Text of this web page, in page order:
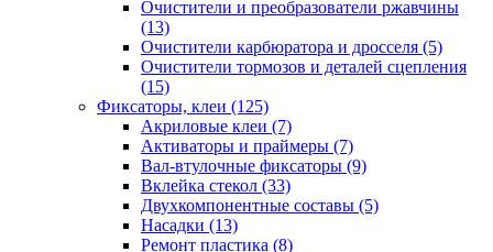
Очистители и преобразователи ржавчины
(13)
Очистители карбюратора и дросселя (5)
Очистители тормозов и деталей сцепления
(15)
Фиксаторы, клеи (125)
Акриловые клеи (7)
Активаторы и праймеры (7)
Вал-втулочные фиксаторы (9)
Вклейка стекол (33)
Двухкомпонентные составы (5)
Насадки (13)
Ремонт пластика (8)